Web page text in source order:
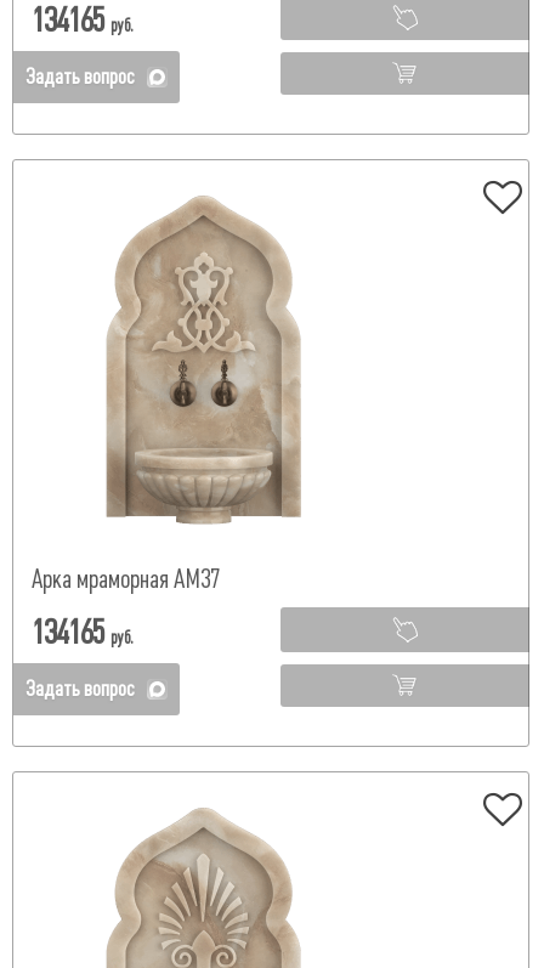
134165 руб.
Задать вопрос
Арка мраморная АМ37
134165 руб.
Задать вопрос